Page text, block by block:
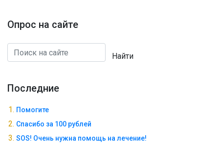
Опрос на сайте
Найти
Последние
Помогите
Спасибо за 100 рублей
SOS! Очень нужна помощь на лечение!